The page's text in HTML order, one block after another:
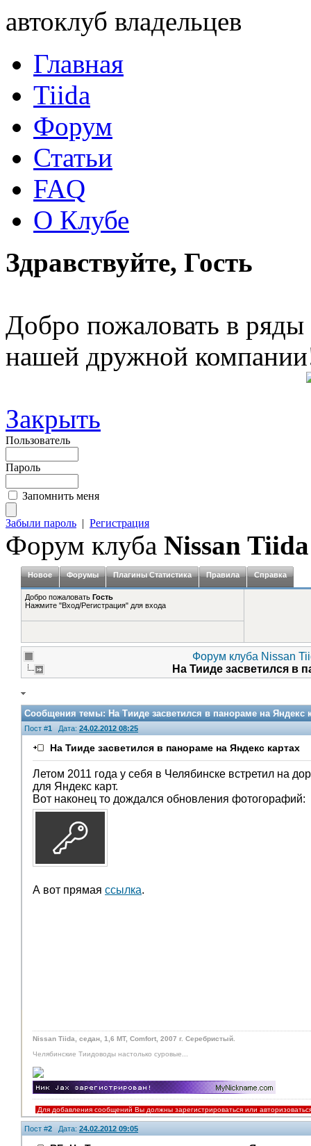
автоклуб владельцев
Главная
Tiida
Форум
Статьи
FAQ
О Клубе
Здравствуйте, Гость
Добро пожаловать в ряды
нашей дружной
Закрыть
Пользователь
Пароль
Запомнить меня
Забыли пароль | Регистрация
Форум клуба Nissan Tiida
Новое Форумы Плагины Статистика Правила Справка
Добро пожаловать Гость
Нажмите "Вход/Регистрация" для входа
Форум клуба Nissan
На Тииде засветился в
Сообщения темы:На Тииде засветился в панораме на Яндекс
Пост #1 Дата: 24.02.2012 08:25
На Тииде засветился в панораме на Яндекс картах
Летом 2011 года у себя в Челябинске встретил на
для Яндекс карт.
Вот наконец то дождался обновления фотогорафий:
А вот прямая ссылка.
Nissan Tiida, седан, 1,6 MT, Comfort, 2007 г. Серебристый.
Челябинские Тиидоводы настолько суровые...
Для добавления сообщений Вы должны зарегистрироваться или
Пост #2 Дата: 24.02.2012 09:05